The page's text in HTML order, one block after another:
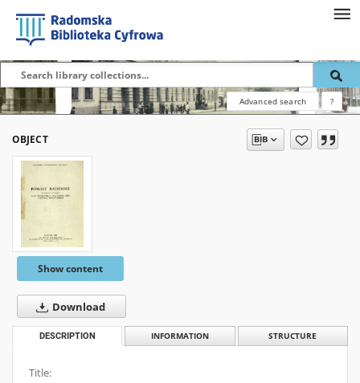
Advanced search ?
OBJECT
Show content
Download
DESCRIPTION INFORMATION STRUCTURE
Title: